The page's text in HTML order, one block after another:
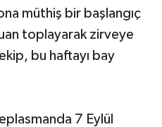
müthiş bir başlangıç
toplayarak zirveye
ekip, bu haftayı bay
7 Eylül